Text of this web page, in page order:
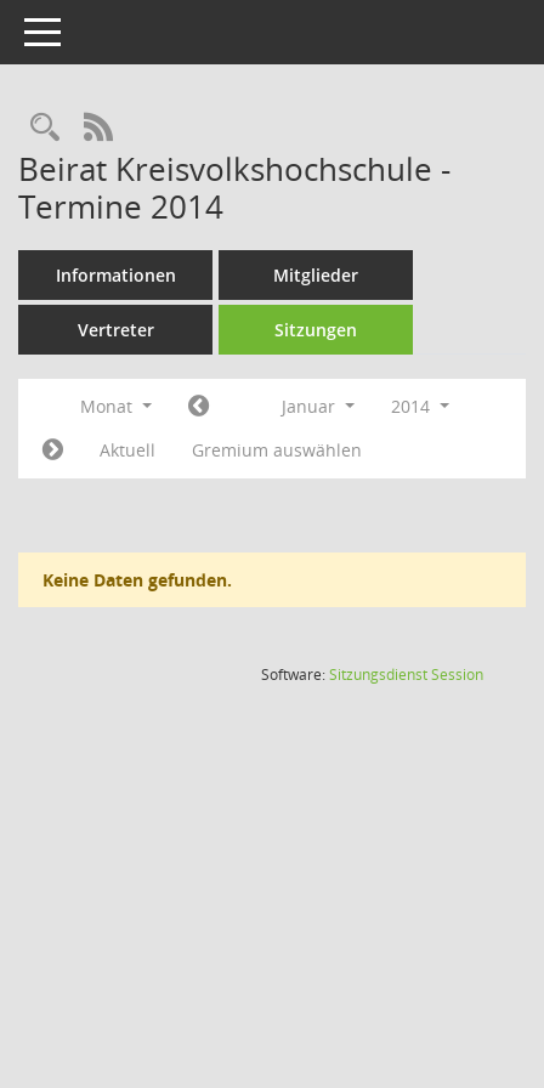
Toggle navigation
Rechercheauswahl
RSS-Feed
Beirat Kreisvolkshochschule -
Termine 2014
Informationen Mitglieder
Vertreter Sitzungen
Monat Januar
2014
Aktuell
Gremium auswählen
Keine Daten gefunden.
Software:SitzungsdienstSession(Wird in